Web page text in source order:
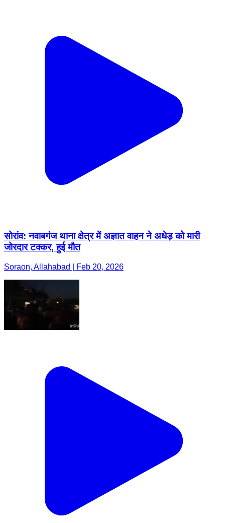
सोरांव: नवाबगंज थाना क्षेत्र में अज्ञात वाहन ने अधेड़ को मारी
जोरदार टक्कर, हुई मौत
Soraon, Allahabad | Feb 20, 2026